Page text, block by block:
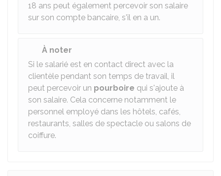
18 ans peut également percevoir son salaire
sur son compte bancaire, s'il en a un.
À noter
Si le salarié est en contact direct avec la
clientèle pendant son temps de travail, il
peut percevoir un pourboire qui s'ajoute à
son salaire. Cela concerne notamment le
personnel employé dans les hôtels, cafés,
restaurants, salles de spectacle ou salons de
coiffure.